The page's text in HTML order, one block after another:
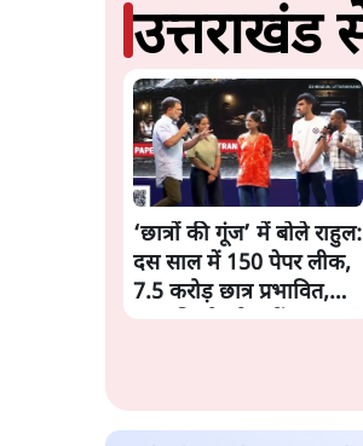
‘छात्रों की गूंज’ में बोले राहुल:
दस साल में 150 पेपर लीक,
7.5 करोड़ छात्र प्रभावित,